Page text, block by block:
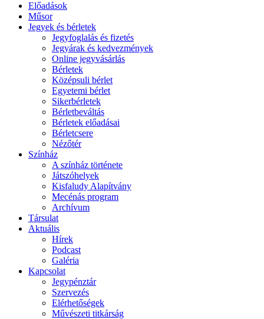
Előadások
Műsor
Jegyek és bérletek
Jegyfoglalás és fizetés
Jegyárak és kedvezmények
Online jegyvásárlás
Bérletek
Középsuli bérlet
Egyetemi bérlet
Sikerbérletek
Bérletbeváltás
Bérletek előadásai
Bérletcsere
Nézőtér
Színház
A színház története
Játszóhelyek
Kisfaludy Alapítvány
Mecénás program
Archívum
Társulat
Aktuális
Hírek
Podcast
Galéria
Kapcsolat
Jegypénztár
Szervezés
Elérhetőségek
Művészeti titkárság